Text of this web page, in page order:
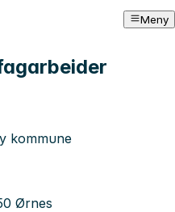
Meny
kommune
Ørnes